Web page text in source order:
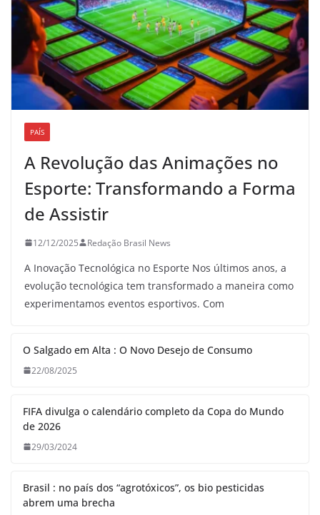
PAÍS
A Revolução das Animações no
Esporte: Transformando a Forma
de Assistir
12/12/2025 Redação Brasil News
A Inovação Tecnológica no Esporte Nos últimos anos, a
evolução tecnológica tem transformado a maneira como
experimentamos eventos esportivos. Com
O Salgado em Alta : O Novo Desejo de Consumo
22/08/2025
FIFA divulga o calendário completo da Copa do Mundo
de 2026
29/03/2024
Brasil : no país dos “agrotóxicos”, os bio pesticidas
abrem uma brecha